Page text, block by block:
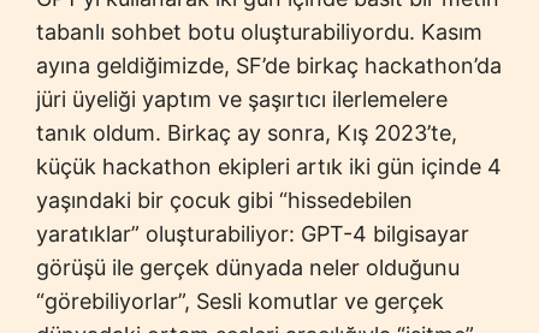
tabanlı sohbet botu oluşturabiliyordu. Kasım
ayına geldiğimizde, SF’de birkaç hackathon’da
jüri üyeliği yaptım ve şaşırtıcı ilerlemelere
tanık oldum. Birkaç ay sonra, Kış 2023’te,
küçük hackathon ekipleri artık iki gün içinde 4
yaşındaki bir çocuk gibi “hissedebilen
yaratıklar” oluşturabiliyor: GPT-4 bilgisayar
görüşü ile gerçek dünyada neler olduğunu
“görebiliyorlar”, Sesli komutlar ve gerçek